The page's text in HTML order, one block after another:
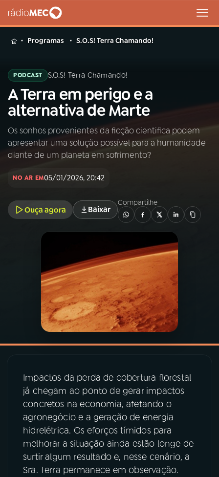
MENU
Buscar
na
Rádio
MEC
Buscar
Início AO VIVO
01INÍCIO
02A RÁDIO
PROGRAMAS
PODCASTS
08PRÊMIO RÁDIO MEC
YouTube Facebook
Programas S.O.S! Terra Chamando!
PODCAST S.O.S! Terra Chamando!
A Terra em perigo e a
alternativa de Marte
Os sonhos provenientes da ficção cientifica podem
apresentar uma solução possível para a humanidade
diante de um planeta em sofrimento?
NO AR EM05/01/2026, 20:42
Ouça agora Baixar
Compartilhe
Impactos da perda de cobertura florestal
já chegam ao ponto de gerar impactos
concretos na economia, afetando o
agronegócio e a geração de energia
hidrelétrica. Os eforços tímidos para
melhorar a situação ainda estão longe de
surtir algum resultado e, nesse cenário, a
Sra. Terra permanece em observação.